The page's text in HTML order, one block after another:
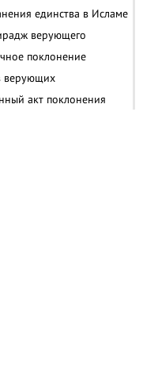
единства в Исламе
верующего
поклонение
верующих
акт поклонения